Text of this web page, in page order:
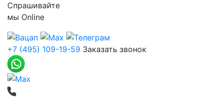
Спрашивайте
мы Online
+7 (495) 109-19-59 Заказать звонок